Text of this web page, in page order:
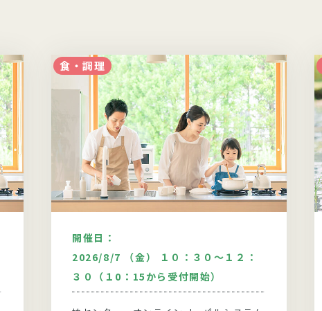
食・調理
開催日：
2026/8/7 （金） １０：３０～１２：
３０（１0：15から受付開始）